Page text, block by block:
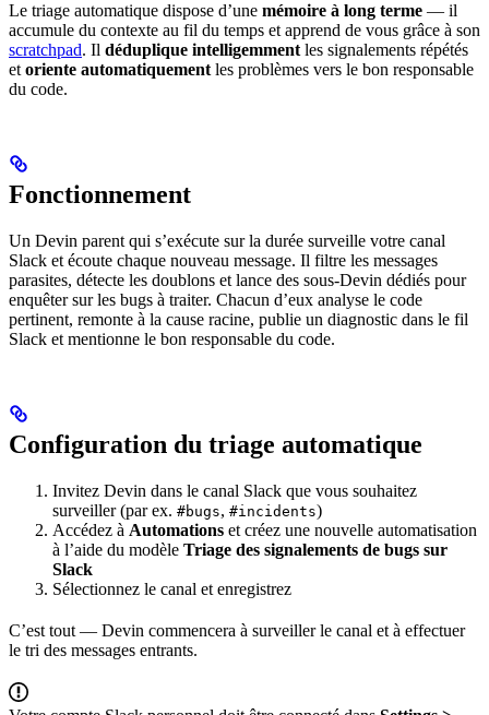
Le triage automatique dispose d’une mémoire à long terme — il
accumule du contexte au fil du temps et apprend de vous grâce à son
scratchpad. Il déduplique intelligemment les signalements répétés
et oriente automatiquement les problèmes vers le bon responsable
du code.
Fonctionnement
Un Devin parent qui s’exécute sur la durée surveille votre canal
Slack et écoute chaque nouveau message. Il filtre les messages
parasites, détecte les doublons et lance des sous-Devin dédiés pour
enquêter sur les bugs à traiter. Chacun d’eux analyse le code
pertinent, remonte à la cause racine, publie un diagnostic dans le fil
Slack et mentionne le bon responsable du code.
Configuration du triage automatique
Invitez Devin dans le canal Slack que vous souhaitez
surveiller (par ex. #bugs, #incidents)
Accédez à Automations et créez une nouvelle automatisation
à l’aide du modèle Triage des signalements de bugs sur
Slack
Sélectionnez le canal et enregistrez
C’est tout — Devin commencera à surveiller le canal et à effectuer
le tri des messages entrants.